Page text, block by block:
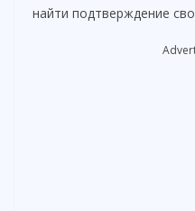
найти подтверждение